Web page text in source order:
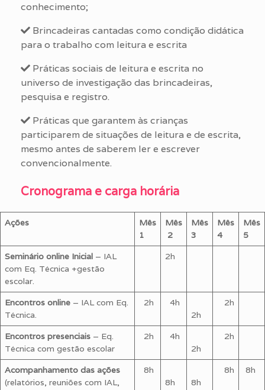
conhecimento;
Brincadeiras cantadas como condição didática
para o trabalho com leitura e escrita
Práticas sociais de leitura e escrita no
universo de investigação das brincadeiras,
pesquisa e registro.
Práticas que garantem às crianças
participarem de situações de leitura e de escrita,
mesmo antes de saberem ler e escrever
convencionalmente.
Cronograma e carga horária
Ações
Mês
1
Mês
2
Mês
3
Mês
4
Mês
5
Seminário online Inicial – IAL
com Eq. Técnica +gestão
escolar.
2h
Encontros online – IAL com Eq.
Técnica.
2h
4h
2h
2h
Encontros presenciais – Eq.
Técnica com gestão escolar
2h
4h
2h
2h
Acompanhamento das ações
(relatórios, reuniões com IAL,
8h
8h
8h
8h 8h